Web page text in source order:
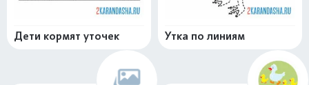
Дети кормят уточек Утка по линиям